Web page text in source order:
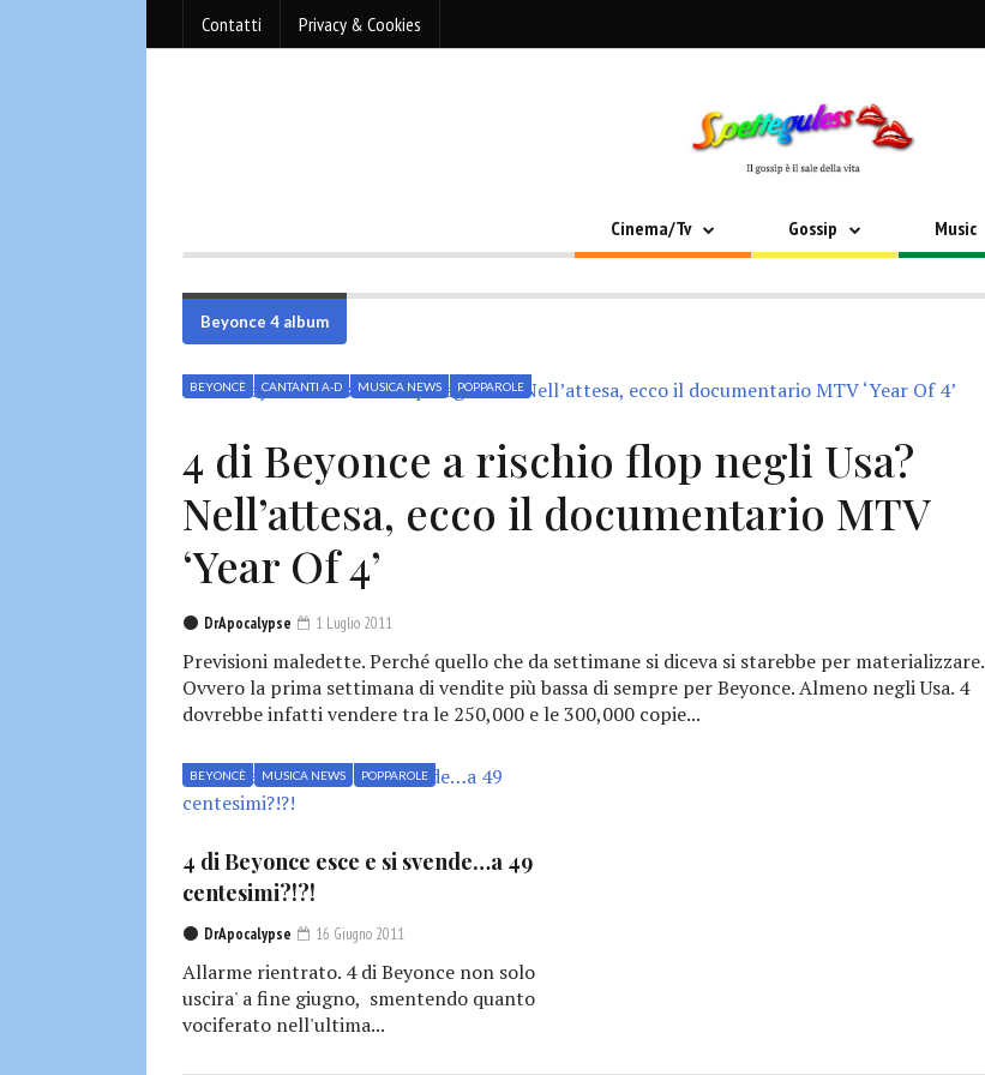
Contatti Privacy & Cookies
Cinema/Tv Gossip Music
Beyonce 4 album
BEYONCÈ CANTANTI A-D MUSICA NEWS POPPAROLE
4 di Beyonce a rischio flop negli Usa?
Nell’attesa, ecco il documentario MTV
‘Year Of 4’
DrApocalypse 1 Luglio 2011
Previsioni maledette. Perché quello che da settimane si diceva si starebbe per materializzare.
Ovvero la prima settimana di vendite più bassa di sempre per Beyonce. Almeno negli Usa. 4
dovrebbe infatti vendere tra le 250,000 e le 300,000 copie...
BEYONCÈ MUSICA NEWS POPPAROLE
4 di Beyonce esce e si svende…a 49
centesimi?!?!
DrApocalypse 16 Giugno 2011
Allarme rientrato. 4 di Beyonce non solo
uscira' a fine giugno, smentendo quanto
vociferato nell'ultima...